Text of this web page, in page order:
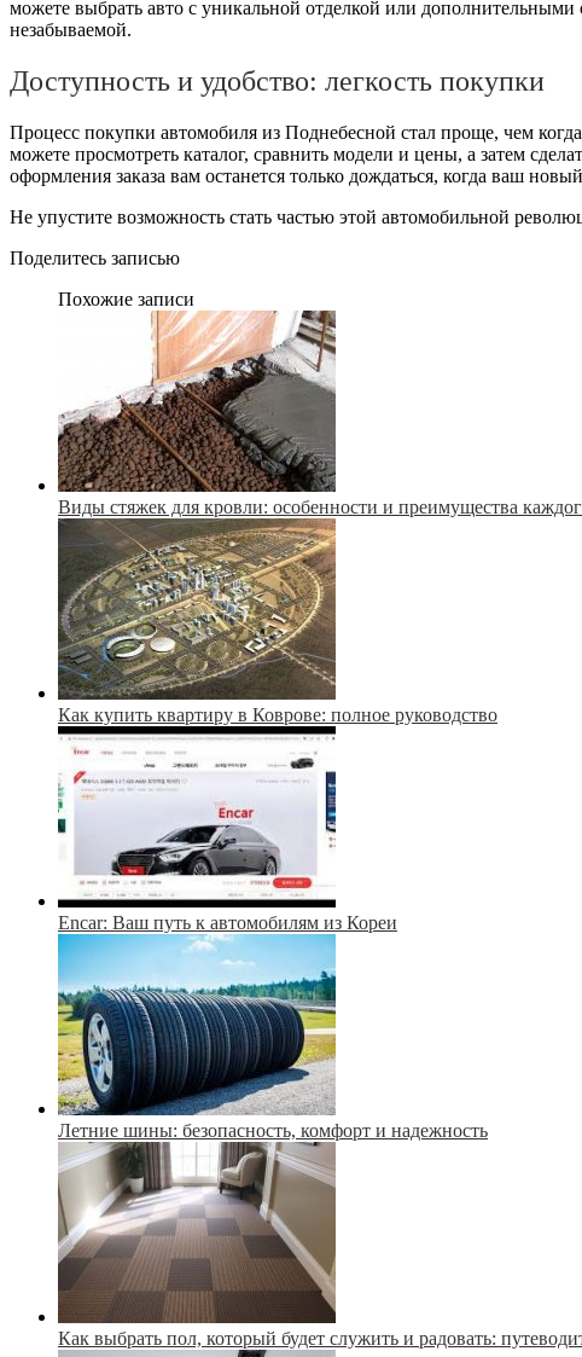
можете выбрать авто с уникальной отделкой или
незабываемой.
Доступность и удобство: легкость покупки
Процесс покупки автомобиля из Поднебесной стал проще, чем
можете просмотреть каталог, сравнить модели и цены, а затем
оформления заказа вам останется только дождаться, когда ваш
Не упустите возможность стать частью этой автомобильной
Поделитесь записью
Похожие записи
Виды стяжек для кровли: особенности и преимущества
Как купить квартиру в Коврове: полное руководство
Encar: Ваш путь к автомобилям из Кореи
Летние шины: безопасность, комфорт и надежность
Как выбрать пол, который будет служить и радовать: